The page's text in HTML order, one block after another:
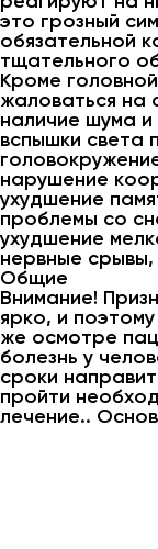
это грозный
обязательной
тщательного
Кроме
жаловаться на
наличие шума и
вспышки света
нарушение
ухудшение
проблемы со
ухудшение
нервные срывы,
Общие
Внимание!
ярко, и
же осмотре
болезнь у
сроки
пройти
лечение..